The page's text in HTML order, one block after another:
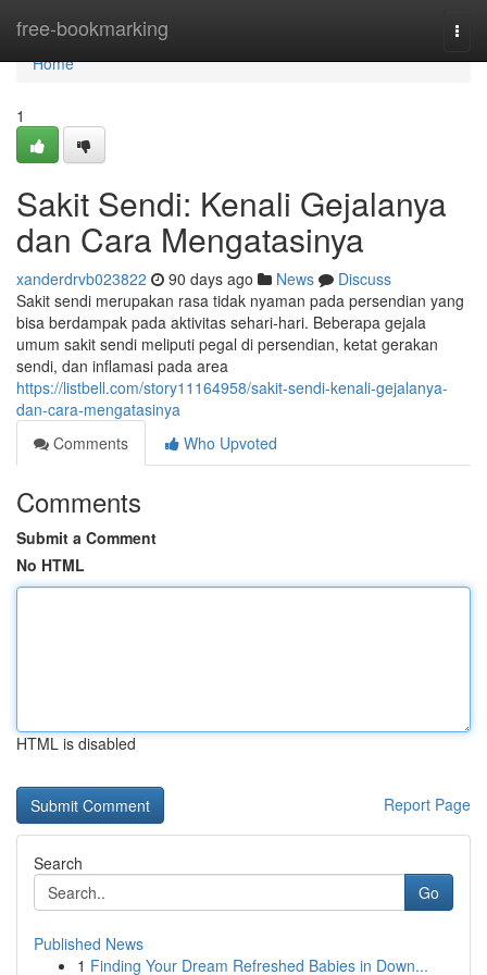
free-bookmarking
Home
Home
1
Sakit Sendi: Kenali Gejalanya
dan Cara Mengatasinya
xanderdrvb023822 90 days ago News
Discuss
Sakit sendi merupakan rasa tidak nyaman pada persendian yang
bisa berdampak pada aktivitas sehari-hari. Beberapa gejala
umum sakit sendi meliputi pegal di persendian, ketat gerakan
sendi, dan inflamasi pada area
https://listbell.com/story11164958/sakit-sendi-kenali-gejalanya-
dan-cara-mengatasinya
Comments
Who Upvoted
Comments
Submit a Comment
No HTML
HTML is disabled
Report Page
Search
Go
Published News
1 Finding Your Dream Refreshed Babies in Down...